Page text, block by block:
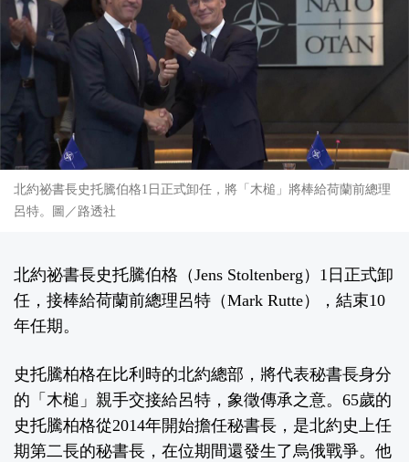
北約祕書長史托騰伯格1日正式卸任，將「木槌」將棒給荷蘭前總理
呂特。圖／路透社
北約祕書長史托騰伯格（Jens Stoltenberg）1日正式卸
任，接棒給荷蘭前總理呂特（Mark Rutte），結束10
年任期。
史托騰柏格在比利時的北約總部，將代表秘書長身分
的「木槌」親手交接給呂特，象徵傳承之意。65歲的
史托騰柏格從2014年開始擔任秘書長，是北約史上任
期第二長的秘書長，在位期間還發生了烏俄戰爭。他